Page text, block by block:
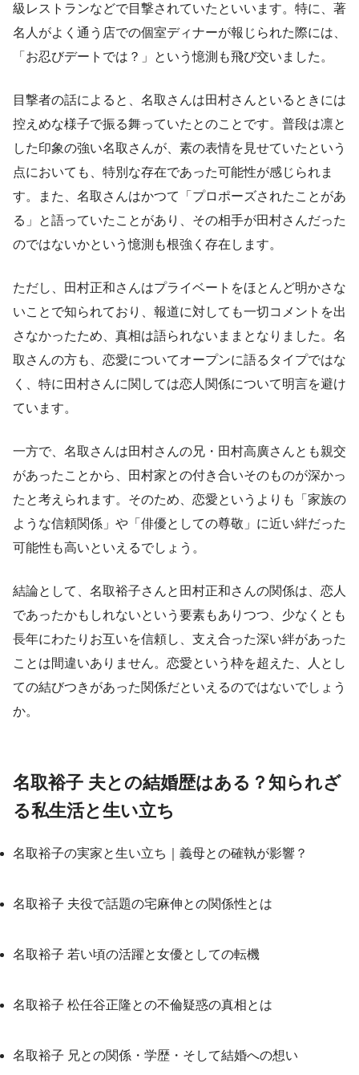
級レストランなどで目撃されていたといいます。特に、著
名人がよく通う店での個室ディナーが報じられた際には、
「お忍びデートでは？」という憶測も飛び交いました。
目撃者の話によると、名取さんは田村さんといるときには
控えめな様子で振る舞っていたとのことです。普段は凛と
した印象の強い名取さんが、素の表情を見せていたという
点においても、特別な存在であった可能性が感じられま
す。また、名取さんはかつて「プロポーズされたことがあ
る」と語っていたことがあり、その相手が田村さんだった
のではないかという憶測も根強く存在します。
ただし、田村正和さんはプライベートをほとんど明かさな
いことで知られており、報道に対しても一切コメントを出
さなかったため、真相は語られないままとなりました。名
取さんの方も、恋愛についてオープンに語るタイプではな
く、特に田村さんに関しては恋人関係について明言を避け
ています。
一方で、名取さんは田村さんの兄・田村高廣さんとも親交
があったことから、田村家との付き合いそのものが深かっ
たと考えられます。そのため、恋愛というよりも「家族の
ような信頼関係」や「俳優としての尊敬」に近い絆だった
可能性も高いといえるでしょう。
結論として、名取裕子さんと田村正和さんの関係は、恋人
であったかもしれないという要素もありつつ、少なくとも
長年にわたりお互いを信頼し、支え合った深い絆があった
ことは間違いありません。恋愛という枠を超えた、人とし
ての結びつきがあった関係だといえるのではないでしょう
か。
名取裕子 夫との結婚歴はある？知られざ
る私生活と生い立ち
名取裕子の実家と生い立ち｜義母との確執が影響？
名取裕子 夫役で話題の宅麻伸との関係性とは
名取裕子 若い頃の活躍と女優としての転機
名取裕子 松任谷正隆との不倫疑惑の真相とは
名取裕子 兄との関係・学歴・そして結婚への想い